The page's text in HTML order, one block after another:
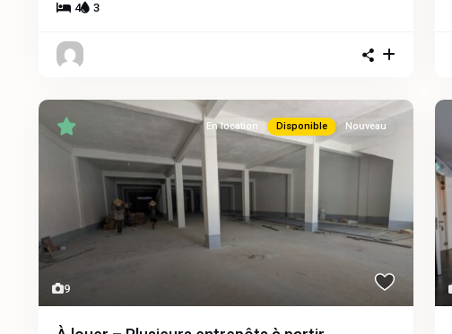
4 3
9
En location Disponible Nouveau